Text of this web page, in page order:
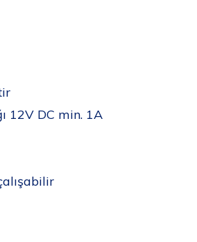
12V DC min. 1A